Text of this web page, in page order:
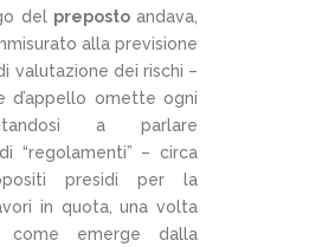
del prepostoandava,
alla previsione
valutazione dei rischi –
d’appello omette ogni
a parlare
“regolamenti” – circa
presidi per la
in quota, una volta
come emerge dalla